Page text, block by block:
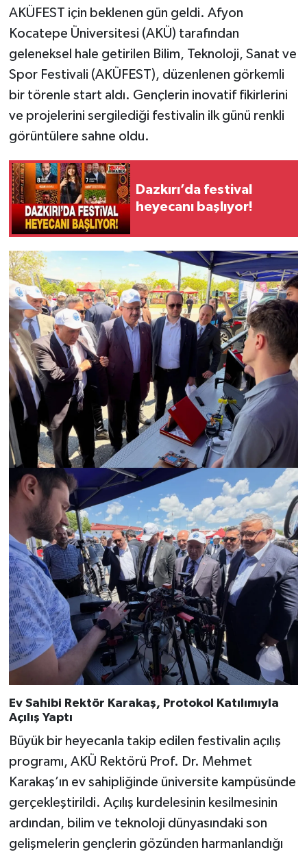
AKÜFEST için beklenen gün geldi. Afyon
Kocatepe Üniversitesi (AKÜ) tarafından
geleneksel hale getirilen Bilim, Teknoloji, Sanat ve
Spor Festivali (AKÜFEST), düzenlenen görkemli
bir törenle start aldı. Gençlerin inovatif fikirlerini
ve projelerini sergilediği festivalin ilk günü renkli
görüntülere sahne oldu.
Dazkırı’da festival
heyecanı başlıyor!
Ev Sahibi Rektör Karakaş, Protokol Katılımıyla
Açılış Yaptı
Büyük bir heyecanla takip edilen festivalin açılış
programı, AKÜ Rektörü Prof. Dr. Mehmet
Karakaş’ın ev sahipliğinde üniversite kampüsünde
gerçekleştirildi. Açılış kurdelesinin kesilmesinin
ardından, bilim ve teknoloji dünyasındaki son
gelişmelerin gençlerin gözünden harmanlandığı